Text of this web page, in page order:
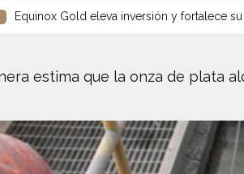
Equinox Gold eleva inversión y fortalece
estima que la onza de plata